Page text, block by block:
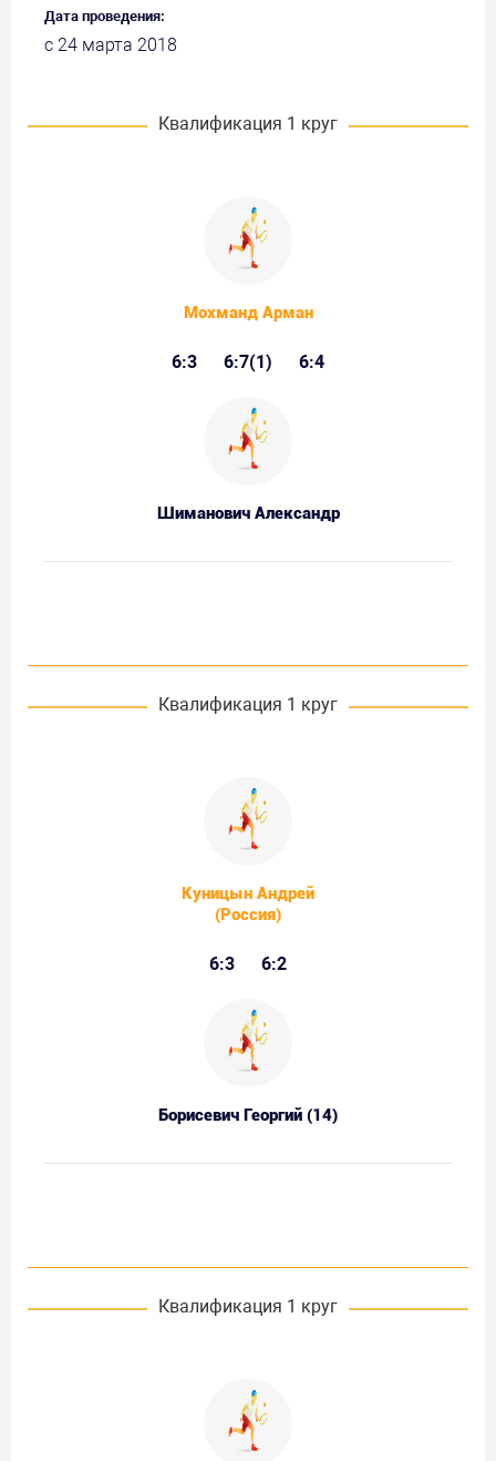
Дата проведения:
с 24 марта 2018
Квалификация 1 круг
Мохманд Арман
6:3 6:7(1) 6:4
Шиманович Александр
Квалификация 1 круг
Куницын Андрей
(Россия)
6:3 6:2
Борисевич Георгий (14)
Квалификация 1 круг